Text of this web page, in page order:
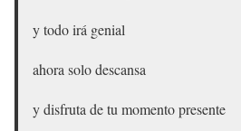
y todo irá genial
ahora solo descansa
y disfruta de tu momento presente